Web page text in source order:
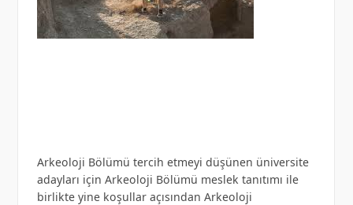
Arkeoloji Bölümü tercih etmeyi düşünen üniversite
adayları için Arkeoloji Bölümü meslek tanıtımı ile
birlikte yine koşullar açısından Arkeoloji